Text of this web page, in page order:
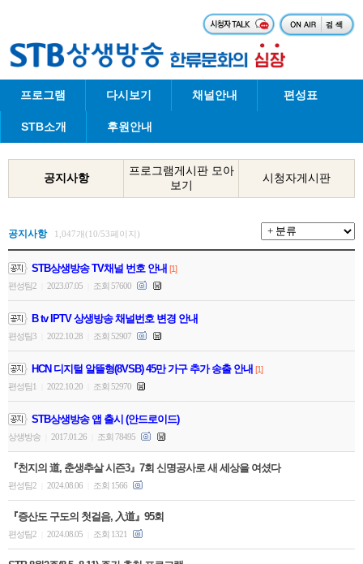
프로그램 다시보기 채널안내 편성표
STB소개 후원안내
공지사항
프로그램게시판 모아
보기
시청자게시판
공지사항 1,047개(10/53페이지)
STB상생방송 TV채널 번호 안내 [1]
편성팀2
2023.07.05 조회 57600
B tv IPTV 상생방송 채널번호 변경 안내
편성팀3 2022.10.28 조회 52907
HCN 디지털 알뜰형(8VSB) 45만 가구 추가 송출 안내 [1]
편성팀1
2022.10.20 조회 52970
STB상생방송 앱 출시 (안드로이드)
상생방송 2017.01.26 조회 78495
『천지의 道, 춘생추살 시즌3』7회 신명공사로 새 세상을 여셨다
편성팀2 2024.08.06 조회 1566
『증산도 구도의 첫걸음, 入道』95회
편성팀2 2024.08.05 조회 1321